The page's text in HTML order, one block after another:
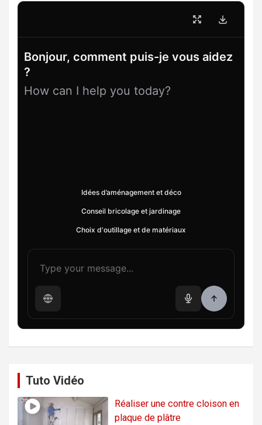
Bonjour, comment puis-je vous aidez
?
How can I help you today?
Idées d’aménagement et déco
Conseil bricolage et jardinage
Choix d'outillage et de matériaux
Tuto Vidéo
Réaliser une contre cloison en
plaque de plâtre